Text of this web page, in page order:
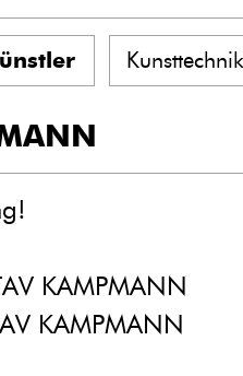
KAMPMANN
KAMPMANN